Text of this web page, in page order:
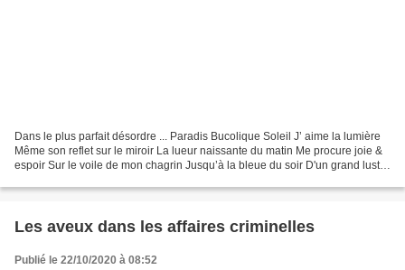
Dans le plus parfait désordre ... Paradis Bucolique Soleil J’ aime la lumière
Même son reflet sur le miroir La lueur naissante du matin Me procure joie &
espoir Sur le voile de mon chagrin Jusqu’à la bleue du soir D'un grand lustre
Les aveux dans les affaires criminelles
Publié le 22/10/2020 à 08:52